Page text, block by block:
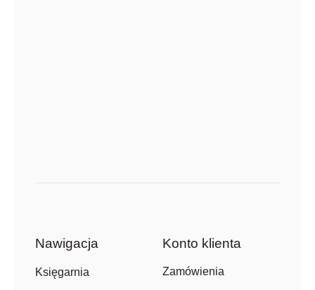
Nawigacja
Księgarnia
Konto klienta
Zamówienia